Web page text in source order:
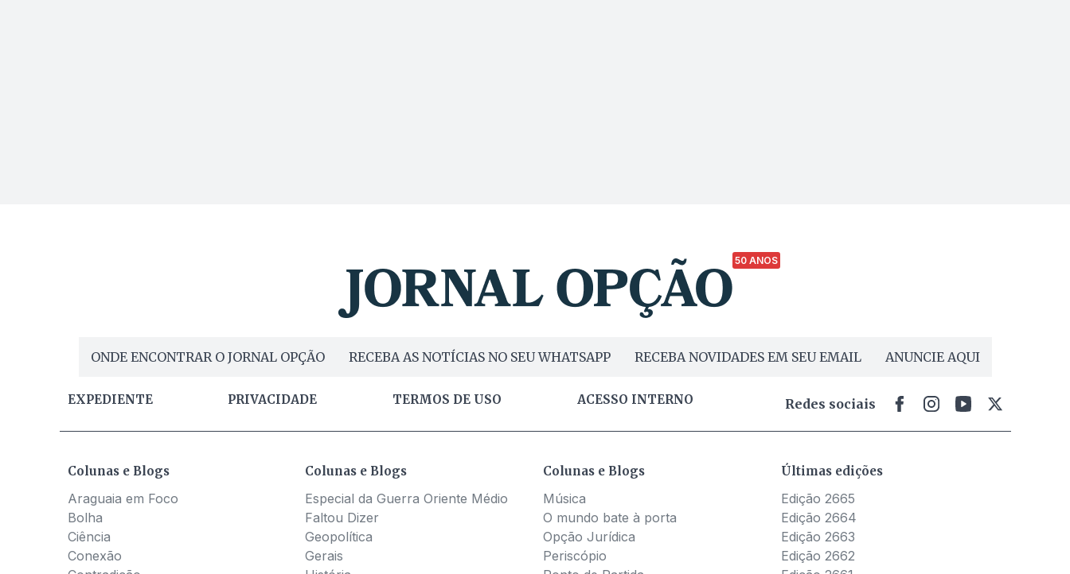
50 ANOS
ONDE ENCONTRAR O JORNAL OPÇÃO RECEBA AS NOTÍCIAS NO SEU WHATSAPP RECEBA NOVIDADES EM SEU EMAIL ANUNCIE AQUI
EXPEDIENTE PRIVACIDADE TERMOS DE USO ACESSO INTERNO Redes sociais
Colunas e Blogs
Araguaia em Foco
Bolha
Ciência
Conexão
Colunas e Blogs
Especial da Guerra Oriente Médio
Faltou Dizer
Geopolítica
Gerais
Colunas e Blogs
Música
O mundo bate à porta
Opção Jurídica
Periscópio
Últimas edições
Edição 2665
Edição 2664
Edição 2663
Edição 2662